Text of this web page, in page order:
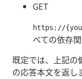
GET
https://
べての依存
既定では、上記の
の応答本文を返し